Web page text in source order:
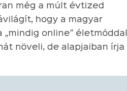
még a múlt évtized
hogy a magyar
online” életmóddal
növeli, de alapjaiban írja